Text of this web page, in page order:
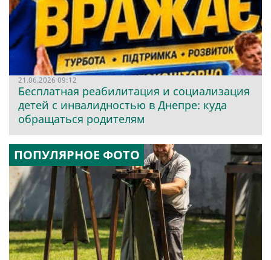
21.06.2026 09:12
Бесплатная реабилитация и социализация
детей с инвалидностью в Днепре: куда
обращаться родителям
ПОПУЛЯРНОЕ ФОТО